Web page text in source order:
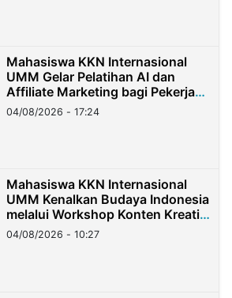
Mahasiswa KKN Internasional
UMM Gelar Pelatihan AI dan
Affiliate Marketing bagi Pekerja
Migran Indonesia di Taiwan
04/08/2026 - 17:24
Mahasiswa KKN Internasional
UMM Kenalkan Budaya Indonesia
melalui Workshop Konten Kreatif
di Taiwan
04/08/2026 - 10:27